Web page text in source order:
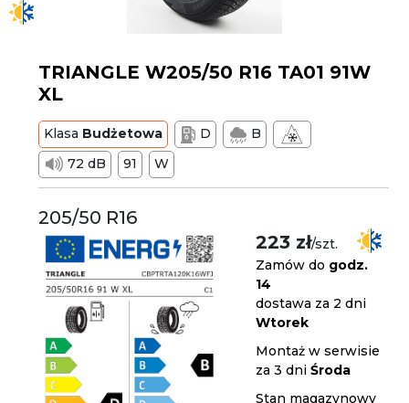
TRIANGLE W205/50 R16 TA01 91W
XL
Klasa Budżetowa D
B
72 dB
91 W
205/50 R16
223 zł/szt.
Zamów do godz.
14
dostawa za 2 dni
Wtorek
Montaż w serwisie
za 3 dniŚroda
Stan magazynowy